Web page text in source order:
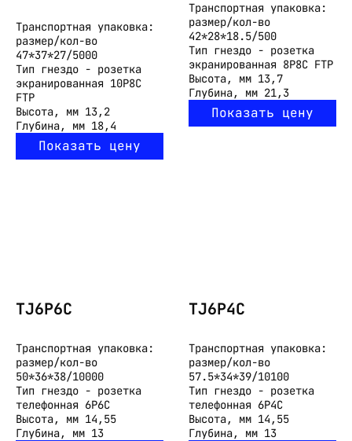
Транспортная упаковка:
размер/кол-во
47*37*27/5000
Тип гнездо - розетка
экранированная 10P8C
FTP
Высота, мм 13,2
Глубина, мм 18,4
Показать цену
Транспортная упаковка:
размер/кол-во
42*28*18.5/500
Тип гнездо - розетка
экранированная 8P8C FTP
Высота, мм 13,7
Глубина, мм 21,3
Показать цену
TJ6P6C
Транспортная упаковка:
размер/кол-во
50*36*38/10000
Тип гнездо - розетка
телефонная 6P6C
Высота, мм 14,55
Глубина, мм 13
TJ6P4C
Транспортная упаковка:
размер/кол-во
57.5*34*39/10100
Тип гнездо - розетка
телефонная 6P4C
Высота, мм 14,55
Глубина, мм 13